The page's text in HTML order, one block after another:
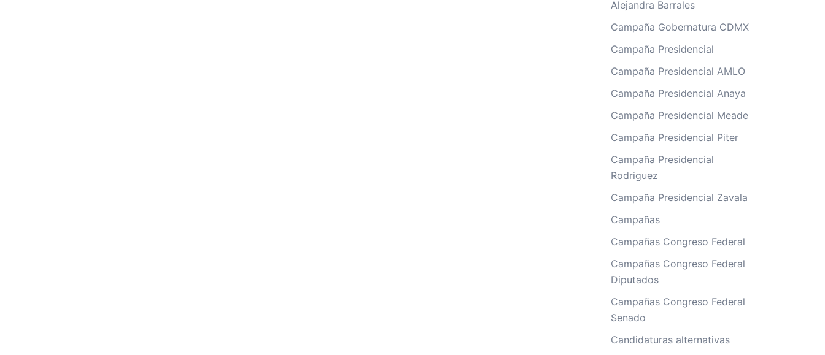
Alejandra Barrales
Campaña Gobernatura CDMX
Campaña Presidencial
Campaña Presidencial AMLO
Campaña Presidencial Anaya
Campaña Presidencial Meade
Campaña Presidencial Piter
Campaña Presidencial
Rodriguez
Campaña Presidencial Zavala
Campañas
Campañas Congreso Federal
Campañas Congreso Federal
Diputados
Campañas Congreso Federal
Senado
Candidaturas alternativas